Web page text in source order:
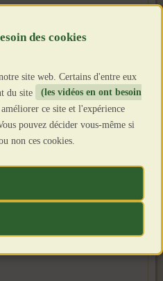
site web. Certains d'entre eux
du site
(les vidéos en ont besoin
ce site et l'expérience
pouvez décider vous-même si
non ces cookies.